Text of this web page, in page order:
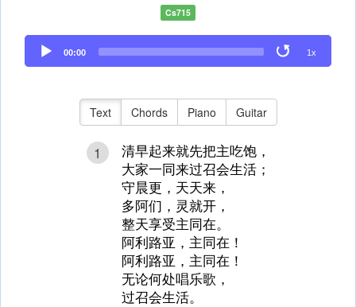
Cs715
Audio
Player
00:00 1x
Text Chords Piano Guitar
1
清早起来就先把主吃饱，
大家一同来过召会生活；
守晨更，天天来，
多阿们，灵就开，
整天享受主同在。
阿利路亚，主同在！
阿利路亚，主同在！
无论何处唱乐歌，
过召会生活。